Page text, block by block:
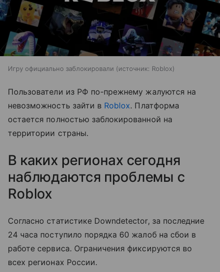
Игру официально заблокировали источник: Roblox
Пользователи из РФ по-прежнему жалуются на
невозможность зайти в Roblox. Платформа
остается полностью заблокированной на
территории страны.
В каких регионах сегодня
наблюдаются проблемы с
Roblox
Согласно статистике Downdetector, за последние
24 часа поступило порядка 60 жалоб на сбои в
работе сервиса. Ограничения фиксируются во
всех регионах России.